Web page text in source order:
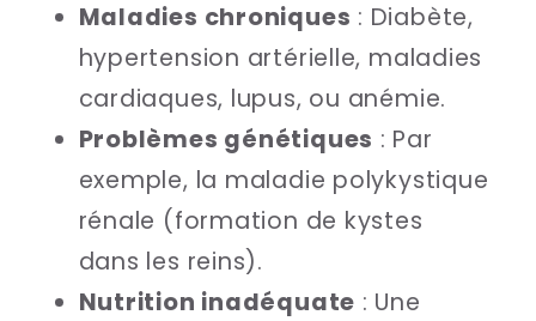
Maladies chroniques : Diabète,
hypertension artérielle, maladies
cardiaques, lupus, ou anémie.
Problèmes génétiques : Par
exemple, la maladie polykystique
rénale (formation de kystes
dans les reins).
Nutrition inadéquate : Une